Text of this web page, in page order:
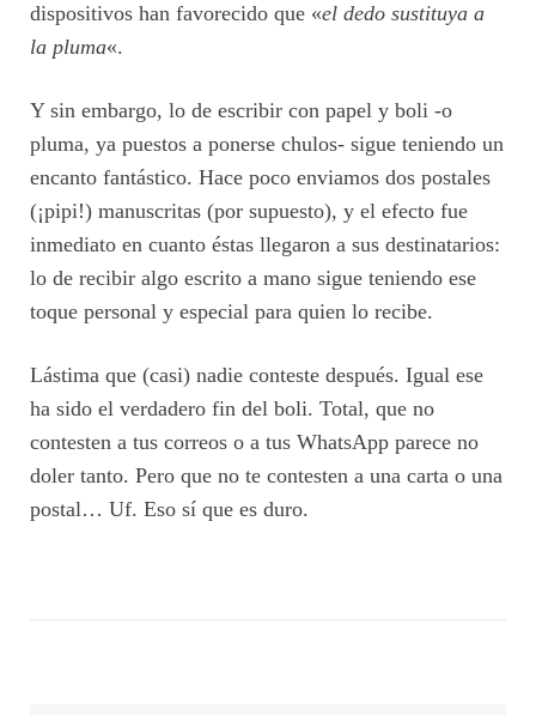
dispositivos han favorecido que «el dedo sustituya a
la pluma«.
Y sin embargo, lo de escribir con papel y boli -o
pluma, ya puestos a ponerse chulos- sigue teniendo un
encanto fantástico. Hace poco enviamos dos postales
(¡pipi!) manuscritas (por supuesto), y el efecto fue
inmediato en cuanto éstas llegaron a sus destinatarios:
lo de recibir algo escrito a mano sigue teniendo ese
toque personal y especial para quien lo recibe.
Lástima que (casi) nadie conteste después. Igual ese
ha sido el verdadero fin del boli. Total, que no
contesten a tus correos o a tus WhatsApp parece no
doler tanto. Pero que no te contesten a una carta o una
postal… Uf. Eso sí que es duro.